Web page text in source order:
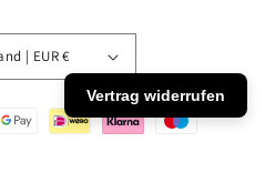
Deutschland | EUR €
Vertrag widerrufen